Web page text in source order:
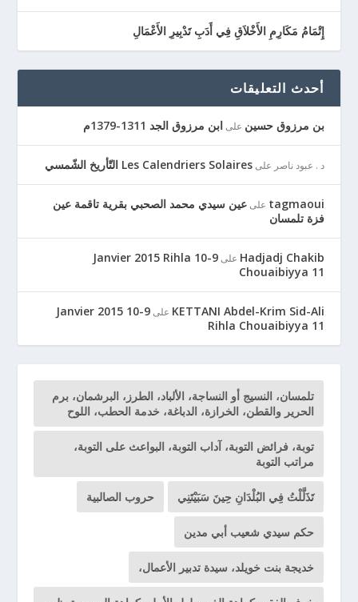
إِتْمَامُ مَكَارِمِ الأَخْلاَقِ فِي أَدَبِ تَدْبِيرِ الأَعْمَالِ
أحدث التعليقات
بن مرزوق حسين على ابن مرزوق الجد 1311-1379م
د . عبود ناصر علىLes Calendriers Solaires التّأريخ الشّمسي
tagmaoui علىعين سيدي محمد الصحبي بقرية تاقمة عين
فزة تلمسان
Hadjadj Chakib على
9-10 Janvier 2015 Rihla
Chouaibiyya 11
KETTANI Abdel-Krim Sid-Ali على
9-10 Janvier 2015
Rihla Chouaibiyya 11
تلمسان، النسيج أو النساجة، الألباد، الطرز، البرشمان، برم
الحرير والقطن، الخرازة، الدباغة، خدمة الحطب، اللوح
توبة، فرائض التوبة، آداب التوبة، البواعث على التوبة،
مراتب التوبة
تَذَلَّلْتُ فِي البُلْدَانِ حِينَ سَبَيْتَنِي حروب الصالبية
حكم سيدي شعيب أبي مدين
خديجة بنت خويلد، سيدة تدبير الأعمال،